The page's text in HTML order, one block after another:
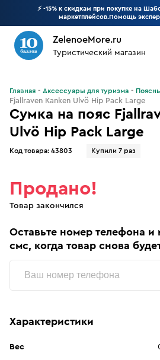
⚡ -15% к скидкам при покупке на
маркетплейсов.Помощь
ZelenoeMore.ru
Туристический магазин
Сумка на пояс
Ulvö Hip Pack Large
Код товара: 43803 Купили 7 раз
Главная Аксессуары для туризма
Fjallraven Kanken Ulvö Hip Pack Large
Продано!
Товар закончился
Оставьте номер телефона
смс, когда товар снова
Характеристики
Вес